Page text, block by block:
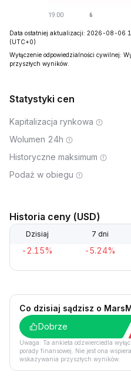
Data ostatniej aktualizacji: 2026-08-06
(UTC+0)
Wyłączenie odpowiedzialności cywilnej:
przyszłych wyników.
Statystyki cen
Kapitalizacja rynkowa
Wolumen 24h
Historyczne maksimum
Podaż w obiegu
Historia ceny (USD)
Dzisiaj 7 dni
-2.15% -5.24%
Co dzisiaj sądzisz o
Dobrze
Uwaga: Ta ankieta odzwierciedla
porady finansowej. Nie jest ona
wskazywania przyszłych wyników.